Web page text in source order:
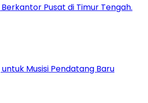
Pusat di Timur Tengah.
Musisi Pendatang Baru